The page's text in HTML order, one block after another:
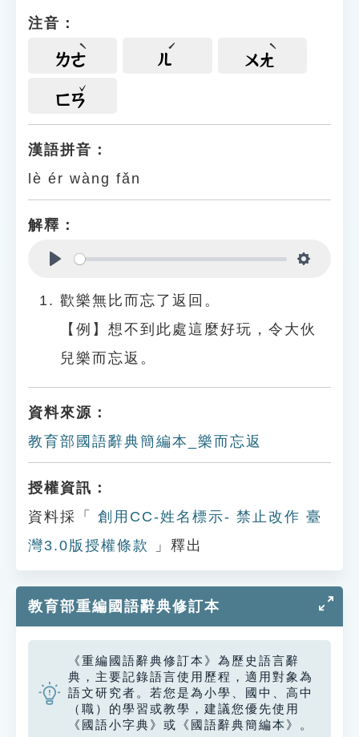
遊戲專區
教學應用
貓頭鷹博士
注音：
ㄌㄜ ㄦ ㄨㄤ
ㄈㄢ
漢語拼音：
lè ér wàng fǎn
解釋：
歡樂無比而忘了返回。
【例】想不到此處這麼好玩，令大伙
兒樂而忘返。
資料來源：
教育部國語辭典簡編本_樂而忘返
授權資訊：
資料採「
創用CC-姓名標示- 禁止改作 臺
灣3.0版授權條款
」釋出
教育部重編國語辭典修訂本
《重編國語辭典修訂本》為歷史語言辭
典，主要記錄語言使用歷程，適用對象為
語文研究者。若您是為小學、國中、高中
（職）的學習或教學，建議您優先使用
《國語小字典》或《國語辭典簡編本》。